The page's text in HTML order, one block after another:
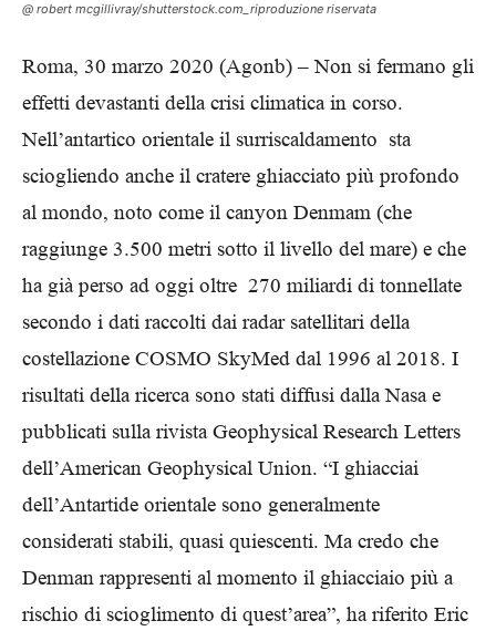
@ robert mcgillivray/shutterstock.com_riproduzione riservata
Roma, 30 marzo 2020 (Agonb) – Non si fermano gli
effetti devastanti della crisi climatica in corso.
Nell’antartico orientale il surriscaldamento sta
sciogliendo anche il cratere ghiacciato più profondo
al mondo, noto come il canyon Denmam (che
raggiunge 3.500 metri sotto il livello del mare) e che
ha già perso ad oggi oltre 270 miliardi di tonnellate
secondo i dati raccolti dai radar satellitari della
costellazione COSMO SkyMed dal 1996 al 2018. I
risultati della ricerca sono stati diffusi dalla Nasa e
pubblicati sulla rivista Geophysical Research Letters
dell’American Geophysical Union. “I ghiacciai
dell’Antartide orientale sono generalmente
considerati stabili, quasi quiescenti. Ma credo che
Denman rappresenti al momento il ghiacciaio più a
rischio di scioglimento di quest’area”, ha riferito Eric